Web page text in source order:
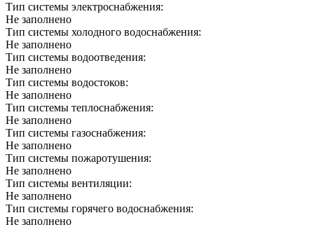
Тип системы электроснабжения:
Не заполнено
Тип системы холодного водоснабжения:
Не заполнено
Тип системы водоотведения:
Не заполнено
Тип системы водостоков:
Не заполнено
Тип системы теплоснабжения:
Не заполнено
Тип системы газоснабжения:
Не заполнено
Тип системы пожаротушения:
Не заполнено
Тип системы вентиляции:
Не заполнено
Тип системы горячего водоснабжения:
Не заполнено